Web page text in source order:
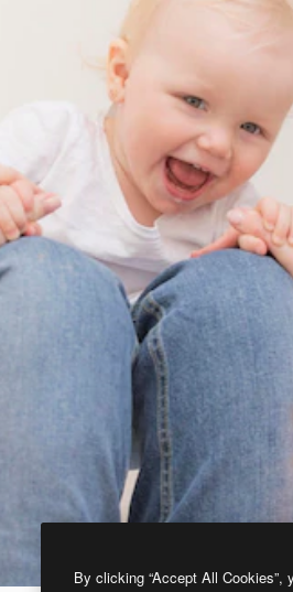
By clicking “Accept All